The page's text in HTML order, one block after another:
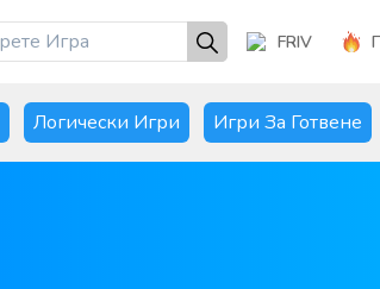
FRIV
Логически Игри Игри За Готвене